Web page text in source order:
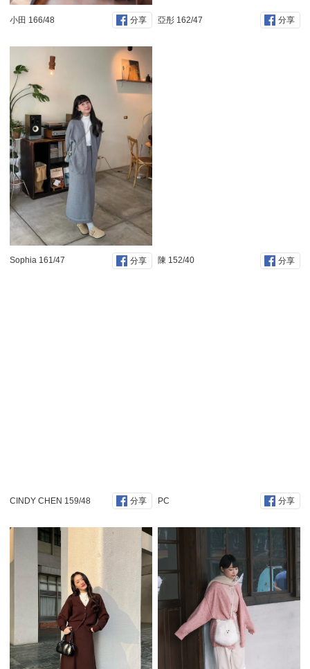
小田 166/48 分享 亞彤 162/47 分享
Sophia 161/47 分享 陳 152/40 分享
CINDY CHEN 159/48 分享 PC 分享